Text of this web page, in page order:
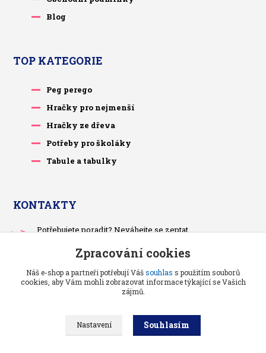
Blog
TOP KATEGORIE
Peg perego
Hračky pro nejmenší
Hračky ze dřeva
Potřeby pro školáky
Tabule a tabulky
KONTAKTY
Potřebujete poradit? Neváhejte se zeptat.
Po-čt, po 13 hodině
pietrasova.p@seznam.cz
Zpracování cookies
Náš e-shop a partneři potřebují Vášsouhlas s použitím souborů
cookies, aby Vám mohli zobrazovat informace týkající se Vašich
zájmů.
Nastavení Souhlasím